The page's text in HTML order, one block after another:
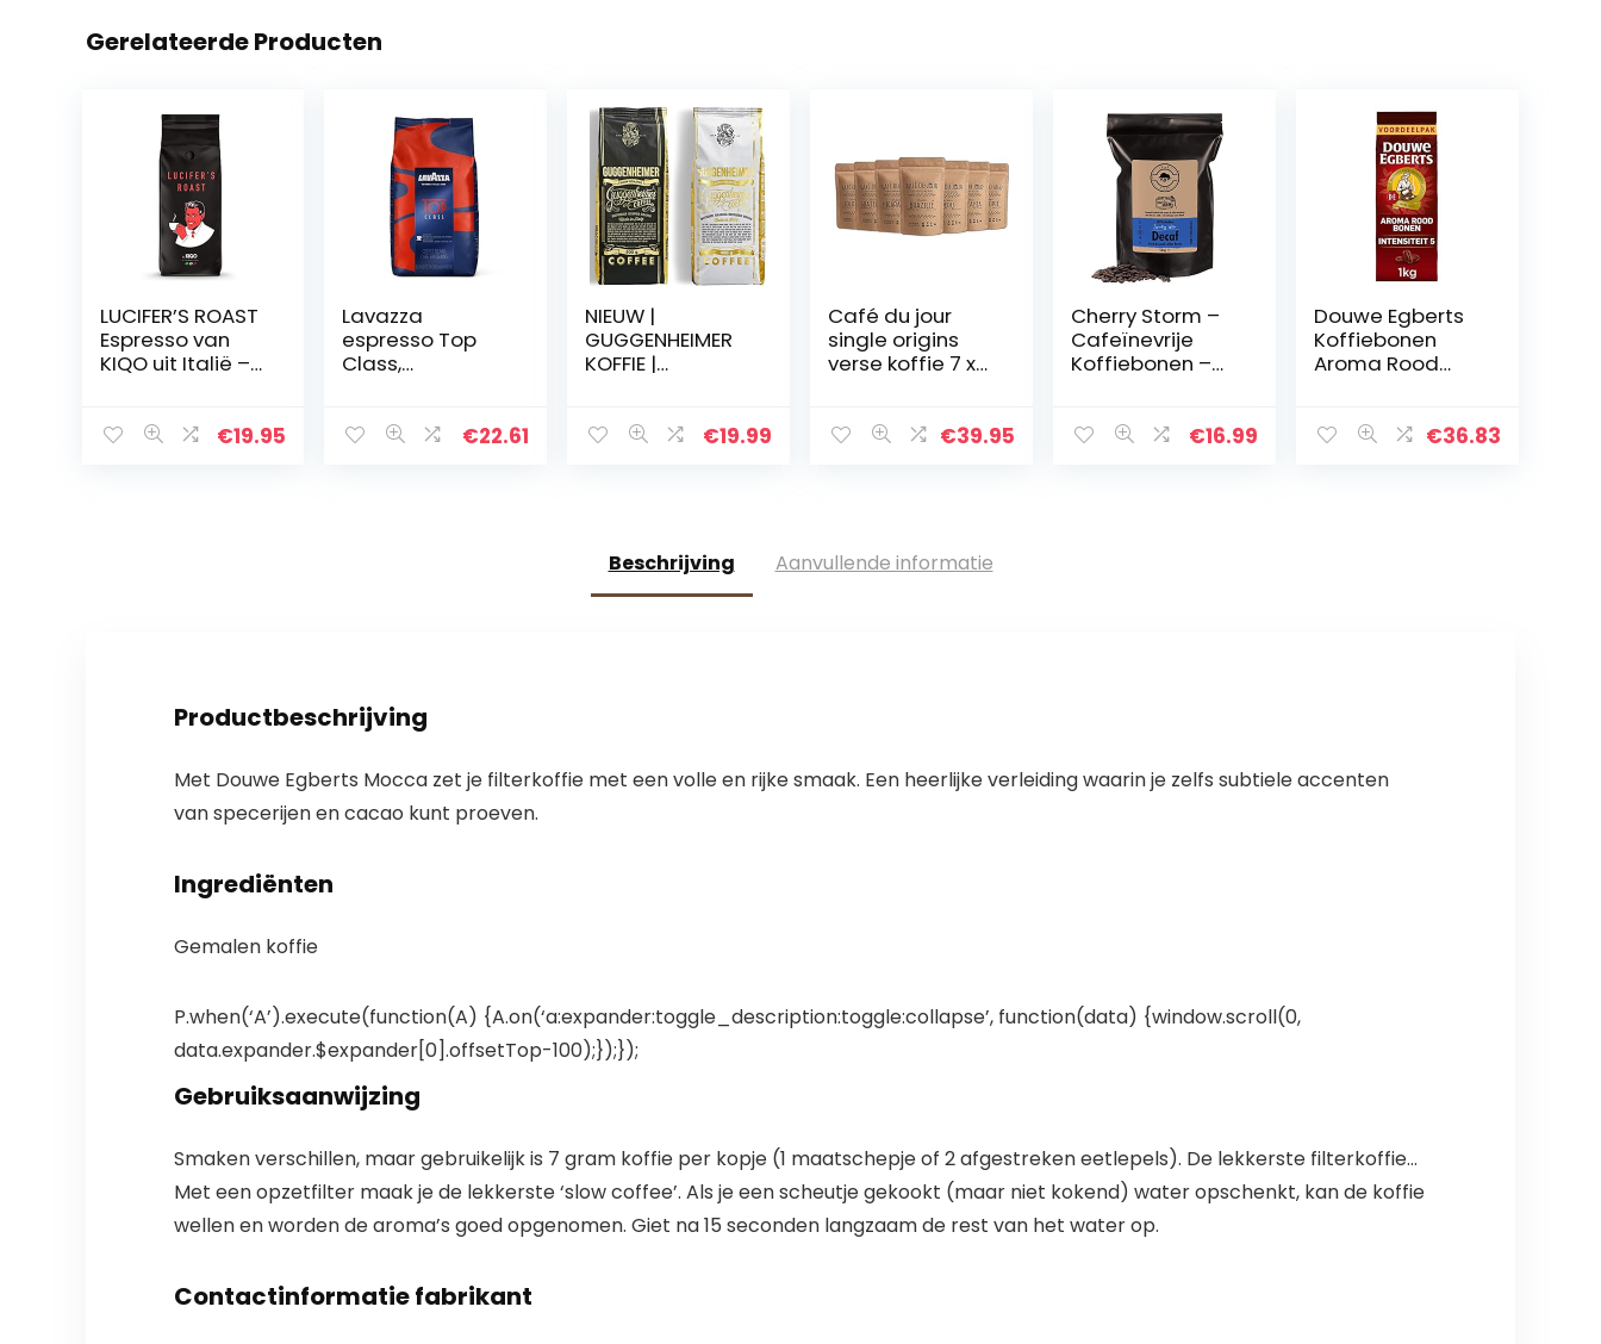
Gerelateerde Producten
LUCIFER’S ROAST
Espresso van
KIQO uit Italië –
lage zuurgraad
€19.95
Lavazza
espresso Top
Class,
€22.61
NIEUW |
GUGGENHEIMER
KOFFIE |
1 kg | Supreme
€19.99
Café du jour
single origins
verse koffie 7 x
€39.95
Cherry Storm –
Cafeïnevrije
Koffiebonen –
Sparkling Water
€16.99
Douwe Egberts
Koffiebonen
Aroma Rood
Intensiteit €36.83
Beschrijving Aanvullende informatie
Productbeschrijving
Met Douwe Egberts Mocca zet je filterkoffie met een volle en rijke smaak. Een heerlijke verleiding waarin je zelfs subtiele accenten
van specerijen en cacao kunt proeven.
Ingrediënten
Gemalen koffie
P.when(‘A’).execute(function(A) {A.on(‘a:expander:toggle_description:toggle:collapse’, function(data) {window.scroll(0,
data.expander.$expander[0].offsetTop-100);});});
Gebruiksaanwijzing
Smaken verschillen, maar gebruikelijk is 7 gram koffie per kopje (1 maatschepje of 2 afgestreken eetlepels). De lekkerste filterkoffie…
Met een opzetfilter maak je de lekkerste ‘slow coffee’. Als je een scheutje gekookt (maar niet kokend) water opschenkt, kan de koffie
wellen en worden de aroma’s goed opgenomen. Giet na 15 seconden langzaam de rest van het water op.
Contactinformatie fabrikant